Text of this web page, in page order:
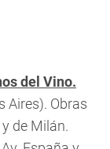
del Vino.
Aires). Obras
de Milán.